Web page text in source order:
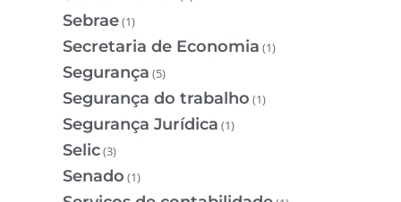
Sebrae(1)
Secretaria de Economia (1)
Segurança (5)
Segurança do trabalho (1)
Segurança Jurídica (1)
Selic(3)
Senado (1)